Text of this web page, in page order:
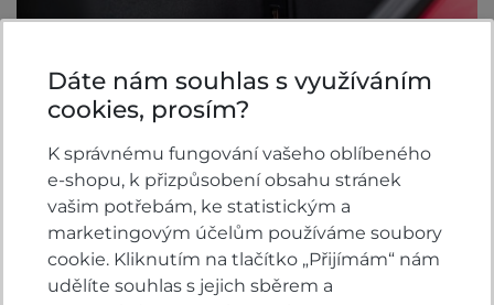
Vylepšený dynamický výkon
Nový kapalinou chlazený 4ventilový motor eSP+
našeho skútru SH125i je rychlejší, úspornější a čistší
Dáte nám souhlas s využíváním
cookies, prosím?
K správnému fungování vašeho oblíbeného
e-shopu, k přizpůsobení obsahu stránek
vašim potřebám, ke statistickým a
marketingovým účelům používáme soubory
cookie. Kliknutím na tlačítko „Přijímám“ nám
udělíte souhlas s jejich sběrem a